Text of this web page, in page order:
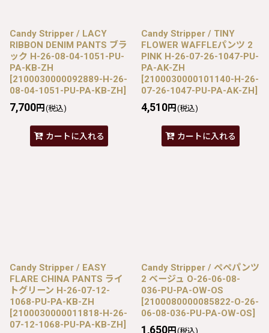
Candy Stripper / LACY
RIBBON DENIM PANTS ブラ
ック H-26-08-04-1051-PU-
PA-KB-ZH
[2100030000092889-H-26-
08-04-1051-PU-PA-KB-ZH]
7,700円 (税込)
カートに入れる
Candy Stripper / TINY
FLOWER WAFFLEパンツ 2
PINK H-26-07-26-1047-PU-
PA-AK-ZH
[2100030000101140-H-26-
07-26-1047-PU-PA-AK-ZH]
4,510円 (税込)
カートに入れる
Candy Stripper / EASY
FLARE CHINA PANTS ライ
トグリーン H-26-07-12-
1068-PU-PA-KB-ZH
[2100030000011818-H-26-
07-12-1068-PU-PA-KB-ZH]
Candy Stripper / ペペパンツ
2 ベージュ O-26-06-08-
036-PU-PA-OW-OS
[2100080000085822-O-26-
06-08-036-PU-PA-OW-OS]
1,650円 (税込)